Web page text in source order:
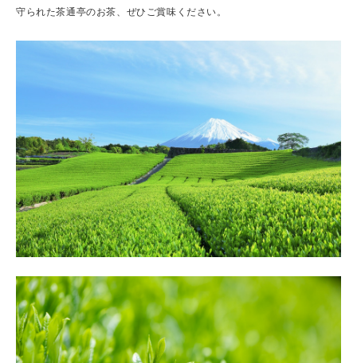
守られた茶通亭のお茶、ぜひご賞味ください。